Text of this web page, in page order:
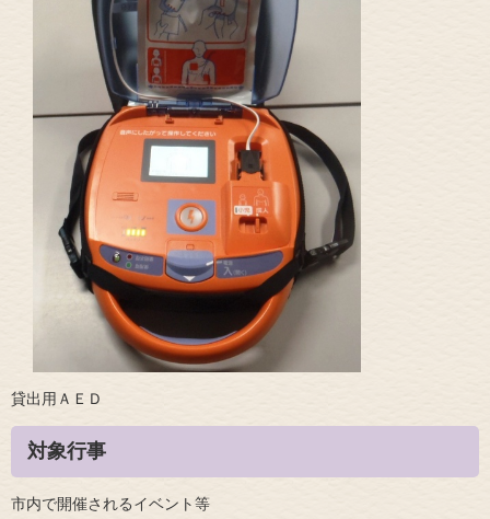
貸出用ＡＥＤ
対象行事
市内で開催されるイベント等